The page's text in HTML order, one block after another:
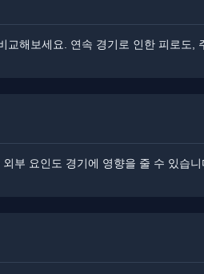
교해보세요. ​연속 경기로 인한 피로도
부 요인도 경기에 영향을 줄 수 있습